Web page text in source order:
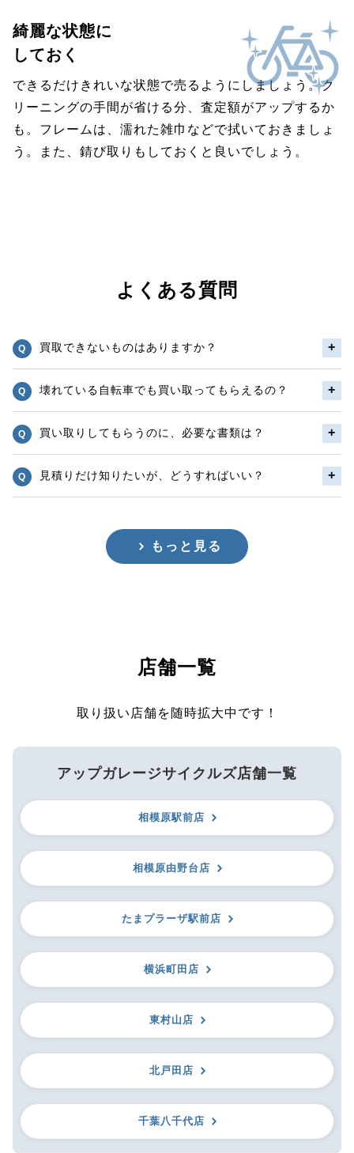
綺麗な状態に
しておく
できるだけきれいな状態で売るようにしましょう。ク
リーニングの手間が省ける分、査定額がアップするか
も。フレームは、濡れた雑巾などで拭いておきましょ
う。また、錆び取りもしておくと良いでしょう。
よくある質問
買取できないものはありますか？
壊れている自転車でも買い取ってもらえるの？
買い取りしてもらうのに、必要な書類は？
見積りだけ知りたいが、どうすればいい？
もっと見る
店舗一覧
取り扱い店舗を随時拡大中です！
アップガレージサイクルズ店舗一覧
相模原駅前店
相模原由野台店
たまプラーザ駅前店
横浜町田店
東村山店
北戸田店
千葉八千代店